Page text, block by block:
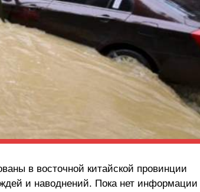
в восточной китайской провинции
и наводнений. Пока нет информации